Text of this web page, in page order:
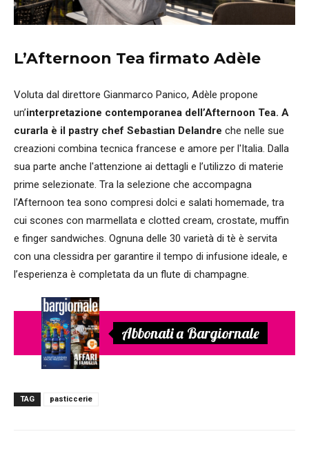
L’Afternoon Tea firmato Adèle
Voluta dal direttore Gianmarco Panico, Adèle propone
un’interpretazione contemporanea dell’Afternoon Tea. A
curarla è il pastry chef Sebastian Delandre che nelle sue
creazioni combina tecnica francese e amore per l'Italia. Dalla
sua parte anche l'attenzione ai dettagli e l’utilizzo di materie
prime selezionate. Tra la selezione che accompagna
l'Afternoon tea sono compresi dolci e salati homemade, tra
cui scones con marmellata e clotted cream, crostate, muffin
e finger sandwiches. Ognuna delle 30 varietà di tè è servita
con una clessidra per garantire il tempo di infusione ideale, e
l’esperienza è completata da un flute di champagne.
Abbonati a Bargiornale
TAG pasticcerie